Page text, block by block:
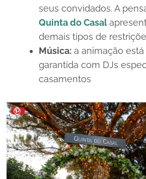
seus convidados. A
Quinta do Casal
demais tipos de
Música: a animação
garantida com DJs
casamentos